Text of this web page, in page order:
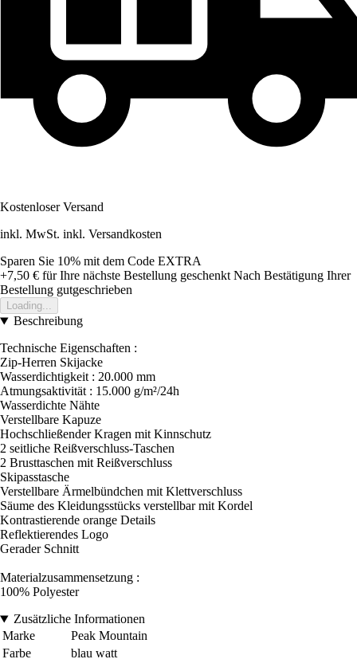
Kostenloser Versand
inkl. MwSt. inkl. Versandkosten
Sparen Sie 10% mit dem Code EXTRA
+7,50 € für Ihre nächste Bestellung geschenkt Nach Bestätigung Ihrer
Bestellung gutgeschrieben
Loading...
Beschreibung
Technische Eigenschaften :
Zip-Herren Skijacke
Wasserdichtigkeit : 20.000 mm
Atmungsaktivität : 15.000 g/m²/24h
Wasserdichte Nähte
Verstellbare Kapuze
Hochschließender Kragen mit Kinnschutz
2 seitliche Reißverschluss-Taschen
2 Brusttaschen mit Reißverschluss
Skipasstasche
Verstellbare Ärmelbündchen mit Klettverschluss
Säume des Kleidungsstücks verstellbar mit Kordel
Kontrastierende orange Details
Reflektierendes Logo
Gerader Schnitt
Materialzusammensetzung :
100% Polyester
Zusätzliche Informationen
Marke
Peak Mountain
Farbe
blau watt